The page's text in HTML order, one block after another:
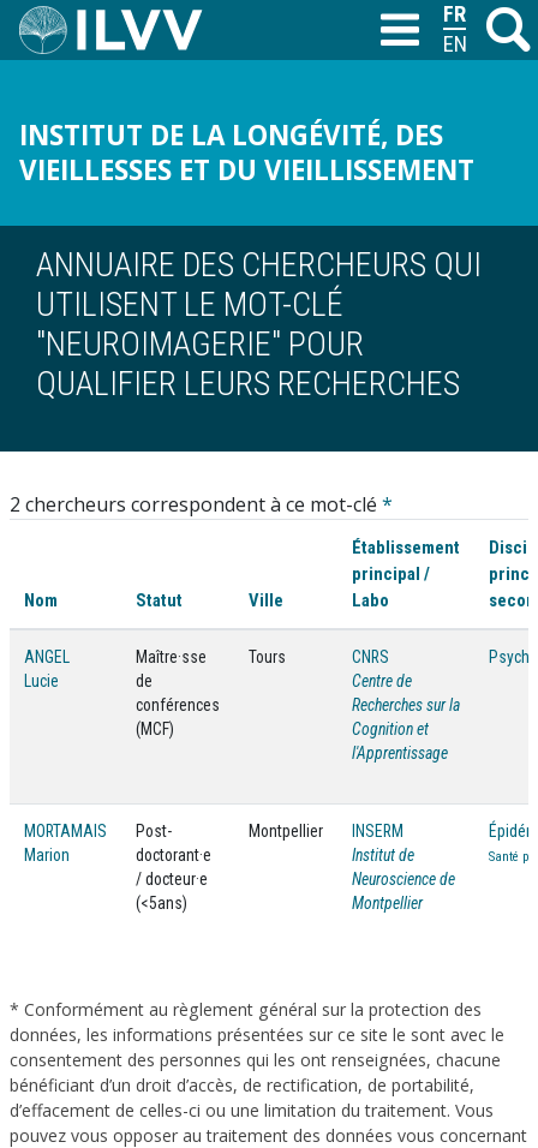
Aller
au
M
INSTITUT DE LA LONGÉVITÉ, DES
VIEILLESSES ET DU VIEILLISSEMENT
T
ANNUAIRE DES CHERCHEURS QUI
UTILISENT LE MOT-CLÉ
"NEUROIMAGERIE" POUR
QUALIFIER LEURS RECHERCHES
2 chercheurs correspondent à ce mot-clé *
Nom Statut Ville
Établissement
principal /
Labo
ANGEL
Lucie
Maître·sse
de
conférences
(MCF)
Tours
CNRS
Centre de
Recherches sur la
Cognition et
l'Apprentissage
MORTAMAIS
Marion
Post-
doctorant·e
/ docteur·e
(<5ans)
Montpellier
INSERM
Institut de
Neuroscience de
Montpellier
Santé
* Conformément au règlement général sur la protection des
données, les informations présentées sur ce site le sont avec le
consentement des personnes qui les ont renseignées, chacune
bénéficiant d’un droit d’accès, de rectification, de portabilité,
d’effacement de celles-ci ou une limitation du traitement. Vous
pouvez vous opposer au traitement des données vous concernant
FRANÇAIS
ENGLISH